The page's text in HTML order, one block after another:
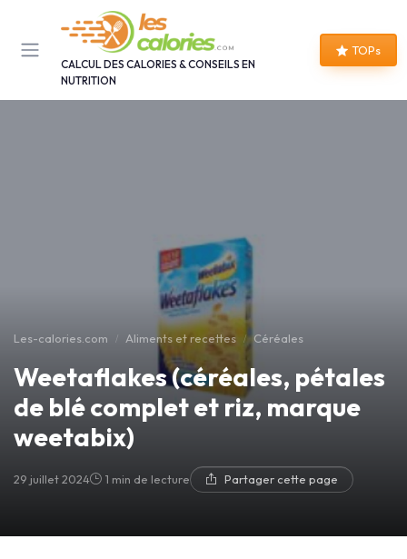
CALCUL DES CALORIES & CONSEILS EN
NUTRITION
TOPs
Les-calories.com Aliments et recettes Céréales
Weetaflakes (céréales, pétales
de blé complet et riz, marque
weetabix)
29 juillet 2024 1 min de lecture Partager cette page
Panneau de gestion des cookies